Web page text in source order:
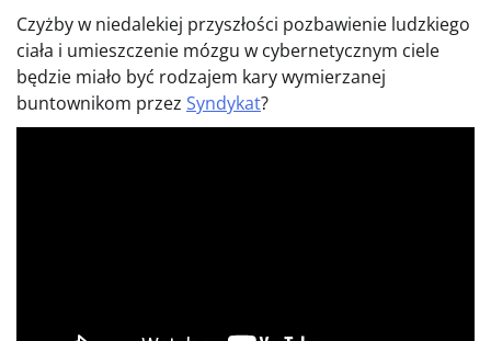
Czyżby w niedalekiej przyszłości pozbawienie ludzkiego
ciała i umieszczenie mózgu w cybernetycznym ciele
będzie miało być rodzajem kary wymierzanej
buntownikom przez Syndykat?